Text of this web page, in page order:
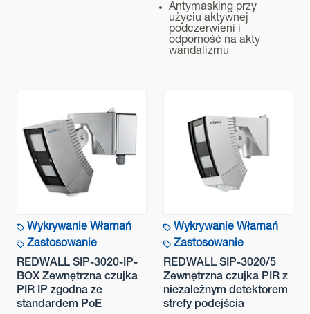
Antymasking przy
użyciu aktywnej
podczerwieni i
odporność na akty
wandalizmu
Wykrywanie Włamań
Zastosowanie
REDWALL SIP-3020-IP-
BOX Zewnętrzna czujka
PIR IP zgodna ze
standardem PoE
Wykrywanie Włamań
Zastosowanie
REDWALL SIP-3020/5
Zewnętrzna czujka PIR z
niezależnym detektorem
strefy podejścia